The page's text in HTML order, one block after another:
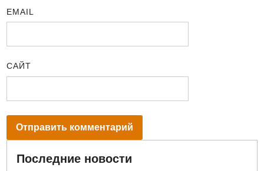
EMAIL
САЙТ
Последние новости